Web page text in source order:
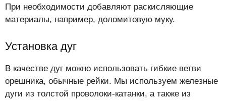
При необходимости добавляют раскисляющие
материалы, например, доломитовую муку.
Установка дуг
В качестве дуг можно использовать гибкие ветви
орешника, обычные рейки. Мы используем железные
дуги из толстой проволоки-катанки, а также из